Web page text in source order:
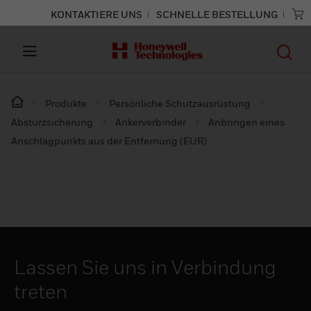
KONTAKTIERE UNS SCHNELLE BESTELLUNG
Produkte
Persönliche Schutzausrüstung
Absturzsicherung
Ankerverbinder
Anbringen eines
Anschlagpunkts aus der Entfernung (EUR)
Lassen Sie uns in Verbindung
treten